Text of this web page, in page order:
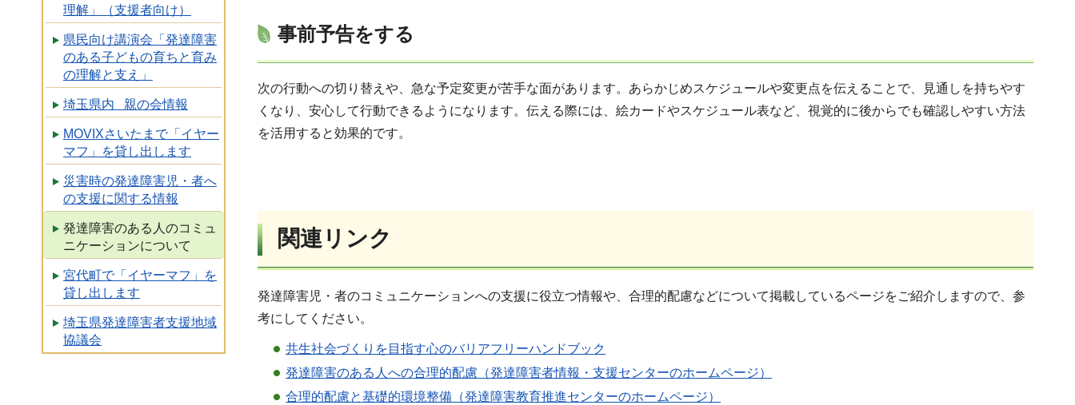
理解」（支援者向け）
県民向け講演会「発達障害
のある子どもの育ちと育み
の理解と支え」
埼玉県内 親の会情報
MOVIXさいたまで「イヤー
マフ」を貸し出します
災害時の発達障害児・者へ
の支援に関する情報
発達障害のある人のコミュ
ニケーションについて
宮代町で「イヤーマフ」を
貸し出します
埼玉県発達障害者支援地域
協議会
事前予告をする
次の行動への切り替えや、急な予定変更が苦手な面があります。あらかじめスケジュールや変更点を伝えることで、見通しを持ちやす
くなり、安心して行動できるようになります。伝える際には、絵カードやスケジュール表など、視覚的に後からでも確認しやすい方法
を活用すると効果的です。
関連リンク
発達障害児・者のコミュニケーションへの支援に役立つ情報や、合理的配慮などについて掲載しているページをご紹介しますので、参
考にしてください。
共生社会づくりを目指す心のバリアフリーハンドブック
発達障害のある人への合理的配慮（発達障害者情報・支援センターのホームページ）
合理的配慮と基礎的環境整備（発達障害教育推進センターのホームページ）